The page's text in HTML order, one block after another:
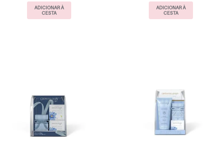
ADICIONAR À
CESTA
ADICIONAR À
CESTA